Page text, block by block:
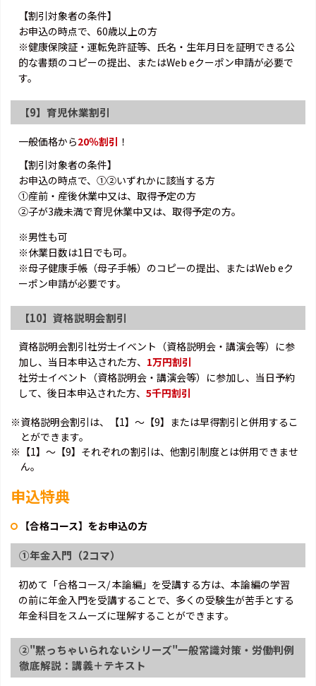
【割引対象者の条件】
お申込の時点で、60歳以上の方
※健康保険証・運転免許証等、氏名・生年月日を証明できる公
的な書類のコピーの提出、またはWeb eクーポン申請が必要で
す。
【9】育児休業割引
一般価格から20％割引 ！
【割引対象者の条件】
お申込の時点で、①②いずれかに該当する方
①産前・産後休業中又は、取得予定の方
②子が3歳未満で育児休業中又は、取得予定の方。
※男性も可
※休業日数は1日でも可。
※母子健康手帳（母子手帳）のコピーの提出、またはWeb eク
ーポン申請が必要です。
【10】資格説明会割引
資格説明会割引社労士イベント（資格説明会・講演会等）に参
加し、当日本申込された方、 1万円割引
社労士イベント（資格説明会・講演会等）に参加し、当日予約
して、後日本申込された方、5千円割引
※資格説明会割引は、【1】～【9】または早得割引と併用するこ
とができます。
※【1】～【9】それぞれの割引は、他割引制度とは併用できませ
ん。
申込特典
【合格コース】をお申込の方
①年金入門（2コマ）
初めて「合格コース/ 本論編」を受講する方は、本論編の学習
の前に年金入門を受講することで、多くの受験生が苦手とする
年金科目をスムーズに理解することができます。
②"黙っちゃいられないシリーズ"一般常識対策・労働判例
徹底解説：講義＋テキスト